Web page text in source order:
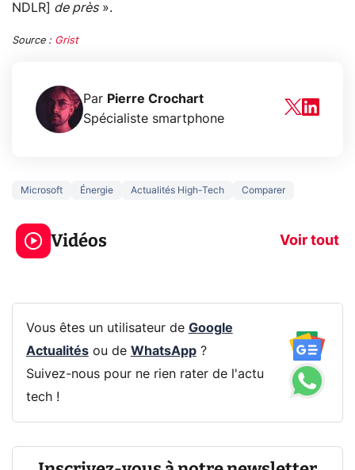
NDLR]
de près».
Source : Grist
Par Pierre Crochart
Spécialiste smartphone
Microsoft Énergie Actualités High-Tech Comparer
Vidéos Voir tout
3 écrans en 1 pour
319€ ? Voici L'AOC
CQ32G4ZA !
5
prochaine
Vous êtes un utilisateur de Google
Actualitésou de WhatsApp?
Suivez-nous pour ne rien rater de l'actu
tech !